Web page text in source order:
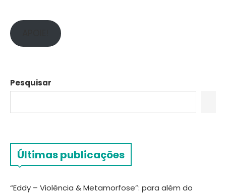
Pesquisar
Últimas publicações
“Eddy – Violência & Metamorfose”: para além do